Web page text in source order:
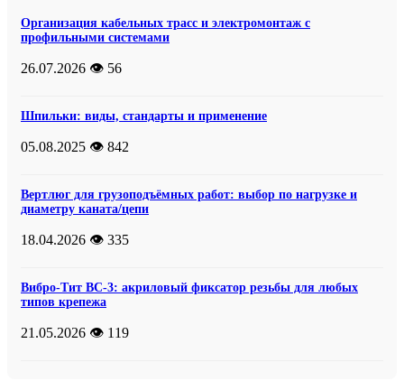
Организация кабельных трасс и электромонтаж с
профильными системами
26.07.2026 👁️ 56
Шпильки: виды, стандарты и применение
05.08.2025 👁️ 842
Вертлюг для грузоподъёмных работ: выбор по нагрузке и
диаметру каната/цепи
18.04.2026 👁️ 335
Вибро-Тит ВС-3: акриловый фиксатор резьбы для любых
типов крепежа
21.05.2026 👁️ 119